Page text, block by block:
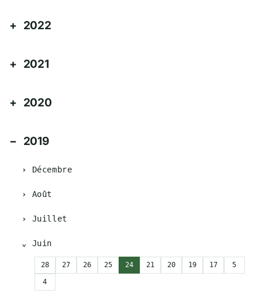
2022
2021
2020
2019
Décembre
Août
Juillet
Juin
28 27 26 25 24 21 20 19 17 5
4